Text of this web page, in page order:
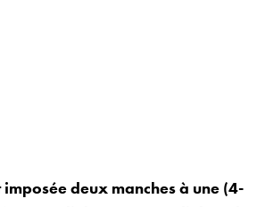
imposée deux manches à une (4-